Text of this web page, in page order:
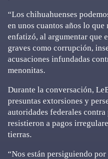
“Los chihuahuenses
en unos cuantos años lo
enfatizó, al argumentar que
graves como corrupción,
acusaciones infundadas
menonitas.
Durante la conversación,
presuntas extorsiones y
autoridades federales
resistieron a pagos
tierras.
“Nos están persiguiendo